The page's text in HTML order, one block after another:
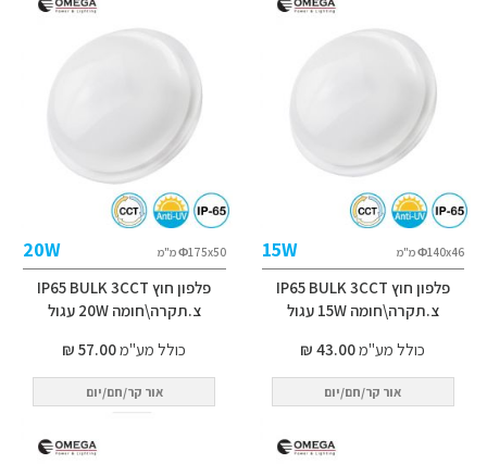
Ф140x46 מ"מ 15W
פלפון חוץ IP65 BULK 3CCT
צ.תקרה\חומה 15W עגול
כולל מע"מ43.00 ₪
אור קר/חם/יום
Ф175x50 מ"מ 20W
פלפון חוץ IP65 BULK 3CCT
צ.תקרה\חומה 20W עגול
כולל מע"מ57.00 ₪
אור קר/חם/יום